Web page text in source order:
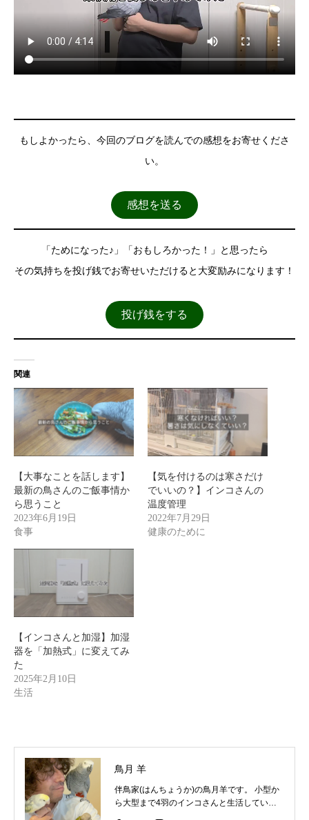
もしよかったら、今回のブログを読んでの感想をお寄せくださ
い。
感想を送る
「ためになった♪」「おもしろかった！」と思ったら
その気持ちを投げ銭でお寄せいただけると大変励みになります！
投げ銭をする
関連
【大事なことを話します】
最新の鳥さんのご飯事情か
ら思うこと
2023年6月19日
食事
【気を付けるのは寒さだけ
でいいの？】インコさんの
温度管理
2022年7月29日
健康のために
【インコさんと加湿】加湿
器を「加熱式」に変えてみ
た
2025年2月10日
生活
鳥月 羊
伴鳥家(はんちょうか)の鳥月羊です。 小型か
ら大型まで4羽のインコさんと生活していま